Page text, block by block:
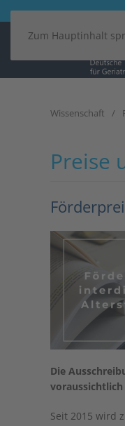
Zum Hauptinhalt
Wissenschaft
Preise
Die
voraussichtlich
Seit 2015 wird